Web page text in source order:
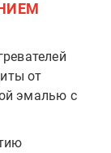
от
эмалью с